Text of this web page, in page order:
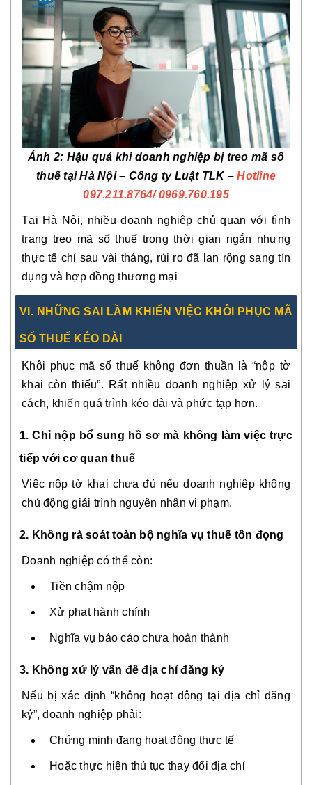
Ảnh 2: Hậu quả khi doanh nghiệp bị treo mã số
thuế tại Hà Nội – Công ty Luật TLK –Hotline
097.211.8764/ 0969.760.195
Tại Hà Nội, nhiều doanh nghiệp chủ quan với tình
trạng treo mã số thuế trong thời gian ngắn nhưng
thực tế chỉ sau vài tháng, rủi ro đã lan rộng sang tín
dụng và hợp đồng thương mại
VI. NHỮNG SAI LẦM KHIẾN VIỆC KHÔI PHỤC MÃ
SỐ THUẾ KÉO DÀI
Khôi phục mã số thuế không đơn thuần là “nộp tờ
khai còn thiếu”. Rất nhiều doanh nghiệp xử lý sai
cách, khiến quá trình kéo dài và phức tạp hơn.
1. Chỉ nộp bổ sung hồ sơ mà không làm việc trực
tiếp với cơ quan thuế
Việc nộp tờ khai chưa đủ nếu doanh nghiệp không
chủ động giải trình nguyên nhân vi phạm.
2. Không rà soát toàn bộ nghĩa vụ thuế tồn đọng
Doanh nghiệp có thể còn:
Tiền chậm nộp
Xử phạt hành chính
Nghĩa vụ báo cáo chưa hoàn thành
3. Không xử lý vấn đề địa chỉ đăng ký
Nếu bị xác định “không hoạt động tại địa chỉ đăng
ký”, doanh nghiệp phải:
Chứng minh đang hoạt động thực tế
Hoặc thực hiện thủ tục thay đổi địa chỉ